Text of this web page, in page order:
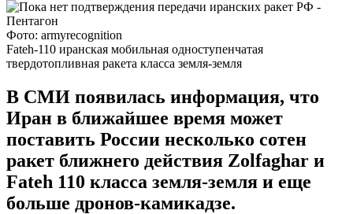
Фото: armyrecognition
Fateh-110 иранская мобильная одноступенчатая
твердотопливная ракета класса земля-земля
В СМИ появилась информация, что
Иран в ближайшее время может
поставить России несколько сотен
ракет ближнего действия Zolfaghar и
Fateh 110 класса земля-земля и еще
больше дронов-камикадзе.